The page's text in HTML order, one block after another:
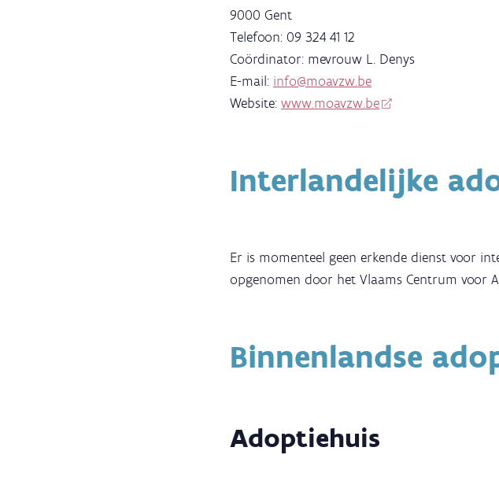
9000 Gent
Telefoon: 09 324 41 12
Coördinator: mevrouw L. Denys
E-mail: info@moavzw.be
Website: www.moavzw.be
Interlandelijke
Er is momenteel geen erkende dienst voor
opgenomen door het Vlaams Centrum voor
Binnenlandse
Adoptiehuis